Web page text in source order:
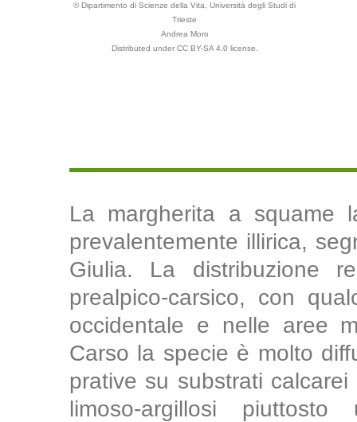
© Dipartimento di Scienze della Vita, Università degli Studi di
Trieste
Andrea Moro
Distributed under CC BY-SA 4.0 license.
La margherita a squame
prevalentemente illirica,
Giulia. La distribuzione
prealpico-carsico, con
occidentale e nelle aree
Carso la specie è molto
prative su substrati
limoso-argillosi